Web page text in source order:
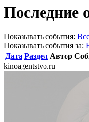
Последние
Показывать события: Все
Показывать события за:
Дата Раздел Автор
kinoagentstvo.ru